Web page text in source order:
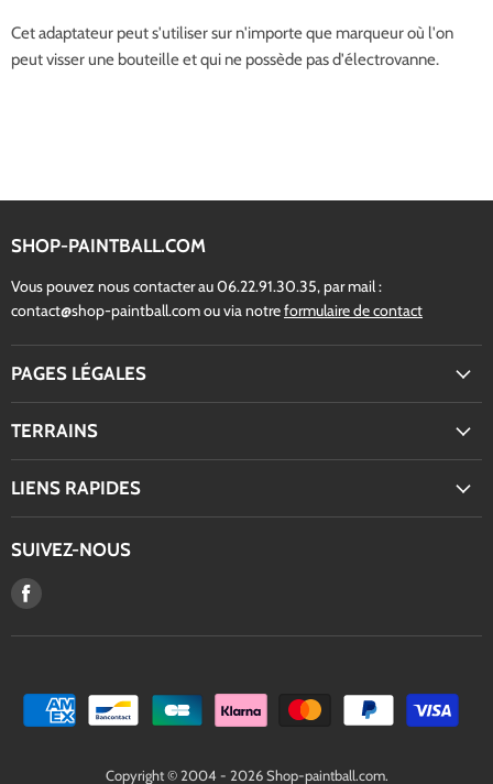
Cet adaptateur peut s'utiliser sur n'importe que marqueur où l'on
peut visser une bouteille et qui ne possède pas d'électrovanne.
SHOP-PAINTBALL.COM
Vous pouvez nous contacter au 06.22.91.30.35, par mail :
contact@shop-paintball.com ou via notreformulaire de contact
PAGES LÉGALES
TERRAINS
LIENS RAPIDES
SUIVEZ-NOUS
Trouvez-
sur
Copyright © 2004 - 2026 Shop-paintball.com.